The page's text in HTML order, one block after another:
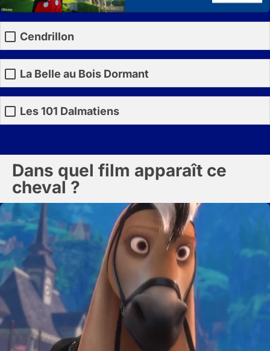
Cendrillon
La Belle au Bois Dormant
Les 101 Dalmatiens
Dans quel film apparaît ce
cheval ?